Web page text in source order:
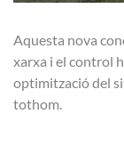
Aquesta nova
xarxa i el control
optimització del
tothom.